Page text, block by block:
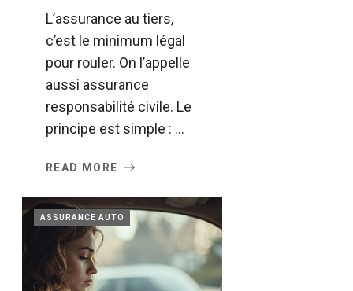
L’assurance au tiers,
c’est le minimum légal
pour rouler. On l’appelle
aussi assurance
responsabilité civile. Le
principe est simple : ...
READ MORE
ASSURANCE AUTO